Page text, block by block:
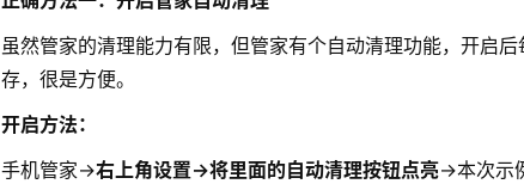
虽然管家的清理能力有限，但管家有个自动清理功能，开启
存，很是方便。
开启方法：
手机管家→右上角设置→将里面的自动清理按钮点亮→本次示